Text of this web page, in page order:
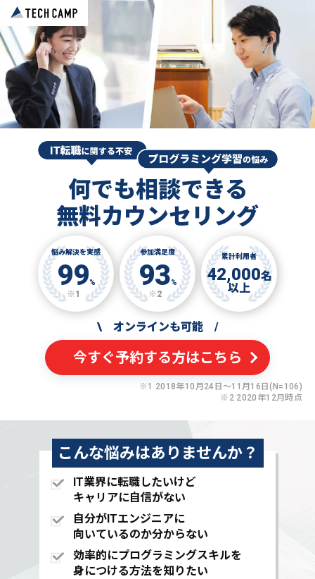
何でも相談できる
無料カウンセリング
悩み解決を実感
99%
※1
参加満足度
93%
※2
累計利用者
42,000名
以上
\ オンラインも可能 /
今すぐ予約する方はこちら
※1 2018年10月24日〜11月16日(N=106)
※2 2020年12月時点
こんな悩みはありませんか？
IT業界に転職したいけど
キャリアに自信がない
自分がITエンジニアに
向いているのか分からない
効率的にプログラミングスキルを
身につける方法を知りたい